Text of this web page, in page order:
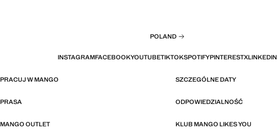
POLAND
INSTAGRAMFACEBOOKYOUTUBETIKTOKSPOTIFYPINTERESTXLINKEDIN
PRACUJ W MANGO SZCZEGÓLNE DATY
PRASA ODPOWIEDZIALNOŚĆ
MANGO OUTLET KLUB MANGO LIKES YOU